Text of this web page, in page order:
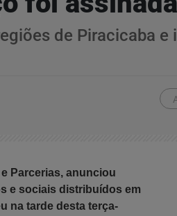
de Piracicaba
Parcerias, anunciou
e sociais distribuídos em
na tarde desta terça-